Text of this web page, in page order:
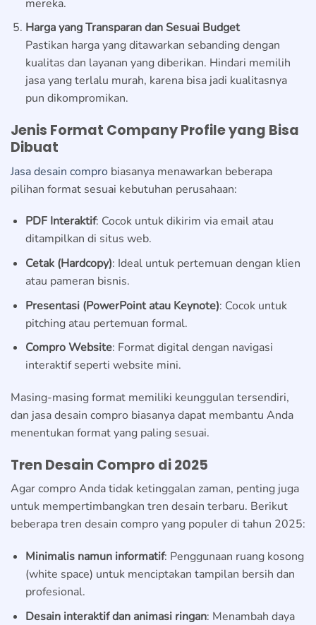
mereka.
Harga yang Transparan dan Sesuai Budget
Pastikan harga yang ditawarkan sebanding dengan
kualitas dan layanan yang diberikan. Hindari memilih
jasa yang terlalu murah, karena bisa jadi kualitasnya
pun dikompromikan.
Jenis Format Company Profile yang Bisa
Dibuat
Jasa desain compro biasanya menawarkan beberapa
pilihan format sesuai kebutuhan perusahaan:
PDF Interaktif: Cocok untuk dikirim via email atau
ditampilkan di situs web.
Cetak (Hardcopy): Ideal untuk pertemuan dengan klien
atau pameran bisnis.
Presentasi (PowerPoint atau Keynote): Cocok untuk
pitching atau pertemuan formal.
Compro Website: Format digital dengan navigasi
interaktif seperti website mini.
Masing-masing format memiliki keunggulan tersendiri,
dan jasa desain compro biasanya dapat membantu Anda
menentukan format yang paling sesuai.
Tren Desain Compro di 2025
Agar compro Anda tidak ketinggalan zaman, penting juga
untuk mempertimbangkan tren desain terbaru. Berikut
beberapa tren desain compro yang populer di tahun 2025:
Minimalis namun informatif: Penggunaan ruang kosong
(white space) untuk menciptakan tampilan bersih dan
profesional.
Desain interaktif dan animasi ringan: Menambah daya